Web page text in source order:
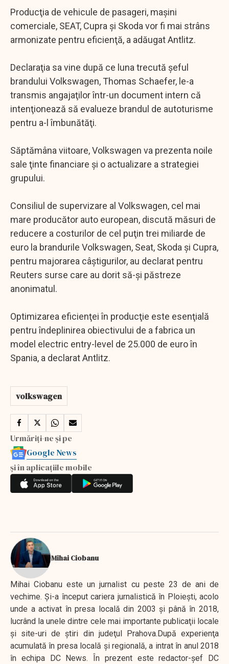
Producţia de vehicule de pasageri, maşini
comerciale, SEAT, Cupra şi Skoda vor fi mai strâns
armonizate pentru eficienţă, a adăugat Antlitz.
Declaraţia sa vine după ce luna trecută şeful
brandului Volkswagen, Thomas Schaefer, le-a
transmis angajaţilor într-un document intern că
intenţionează să evalueze brandul de autoturisme
pentru a-l îmbunătăţi.
Săptămâna viitoare, Volkswagen va prezenta noile
sale ţinte financiare şi o actualizare a strategiei
grupului.
Consiliul de supervizare al Volkswagen, cel mai
mare producător auto european, discută măsuri de
reducere a costurilor de cel puţin trei miliarde de
euro la brandurile Volkswagen, Seat, Skoda şi Cupra,
pentru majorarea câştigurilor, au declarat pentru
Reuters surse care au dorit să-şi păstreze
anonimatul.
Optimizarea eficienţei în producţie este esenţială
pentru îndeplinirea obiectivului de a fabrica un
model electric entry-level de 25.000 de euro în
Spania, a declarat Antlitz.
volkswagen
Urmăriți-ne și pe
Google News
și în aplicațiile mobile
Mihai Ciobanu
Mihai Ciobanu este un jurnalist cu peste 23 de ani de
vechime. Şi-a început cariera jurnalistică în Ploieşti, acolo
unde a activat în presa locală din 2003 şi până în 2018,
lucrând la unele dintre cele mai importante publicaţii locale
şi site-uri de ştiri din judeţul Prahova.După experienţa
acumulată în presa locală şi regională, a intrat în anul 2018
în echipa DC News. În prezent este redactor-şef DC